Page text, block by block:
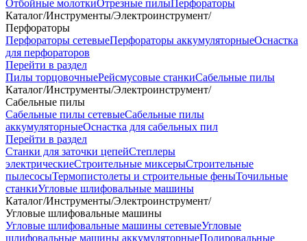
Отбойные молоткиОтрезные пилыПерфораторы
Каталог/Инструменты/Электроинструмент/
Перфораторы
Перфораторы сетевыеПерфораторы аккумуляторныеОснастка
для перфораторов
Перейти в раздел
Пилы торцовочныеРейсмусовые станкиСабельные пилы
Каталог/Инструменты/Электроинструмент/
Сабельные пилы
Сабельные пилы сетевыеСабельные пилы
аккумуляторныеОснастка для сабельных пил
Перейти в раздел
Станки для заточки цепейСтеплеры
электрическиеСтроительные миксерыСтроительные
пылесосыТермопистолеты и строительные феныТочильные
станкиУгловые шлифовальные машины
Каталог/Инструменты/Электроинструмент/
Угловые шлифовальные машины
Угловые шлифовальные машины сетевыеУгловые
шлифовальные машины аккумуляторныеПолировальные